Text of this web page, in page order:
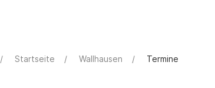
Startseite Wallhausen Termine